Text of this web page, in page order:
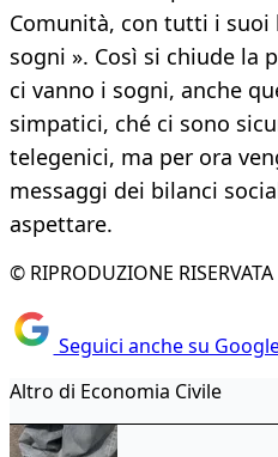
Comunità, con tutti i
sogni ». Così si chiude la
ci vanno i sogni, anche
simpatici, ché ci sono
telegenici, ma per ora
messaggi dei bilanci
aspettare.
© RIPRODUZIONE RISERVATA
Seguici anche su
Altro di Economia Civile